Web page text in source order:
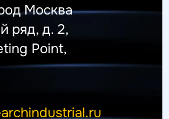
Москва
ряд, д. 2,
Point,